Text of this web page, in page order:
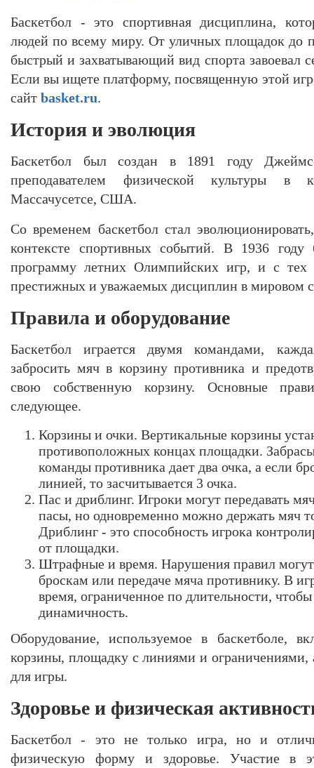
Баскетбол - это спортивная дисциплина,
людей по всему миру. От уличных площадок до
быстрый и захватывающий вид спорта завоевал
Если вы ищете платформу, посвященную этой
сайт basket.ru.
История и эволюция
Баскетбол был создан в 1891 году
преподавателем физической культуры в
Массачусетсе, США.
Со временем баскетбол стал
контексте спортивных событий. В 1936
программу летних Олимпийских игр, и с
престижных и уважаемых дисциплин в мировом
Правила и оборудование
Баскетбол играется двумя командами,
забросить мяч в корзину противника и
свою собственную корзину. Основные
следующее.
Корзины и очки. Вертикальные корзины
противоположных концах площадки.
команды противника дает два очка, а если
линией, то засчитывается 3 очка.
Пас и дриблинг. Игроки могут передавать
пасы, но одновременно можно держать мяч
Дриблинг - это способность игрока
от площадки.
Штрафные и время. Нарушения правил
броскам или передаче мяча противнику. В
время, ограниченное по длительности, чтобы
динамичность.
Оборудование, используемое в баскетболе,
корзины, площадку с линиями и ограничениями,
для игры.
Здоровье и физическая
Баскетбол - это не только игра, но и
физическую форму и здоровье. Участие в